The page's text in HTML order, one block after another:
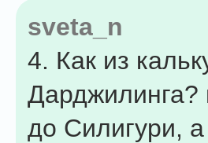
sveta_n
4. Как из
Дарджилинга?
до Силигури,